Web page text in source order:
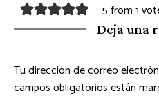
5 from 1
Deja una
Tu dirección de correo
campos obligatorios están